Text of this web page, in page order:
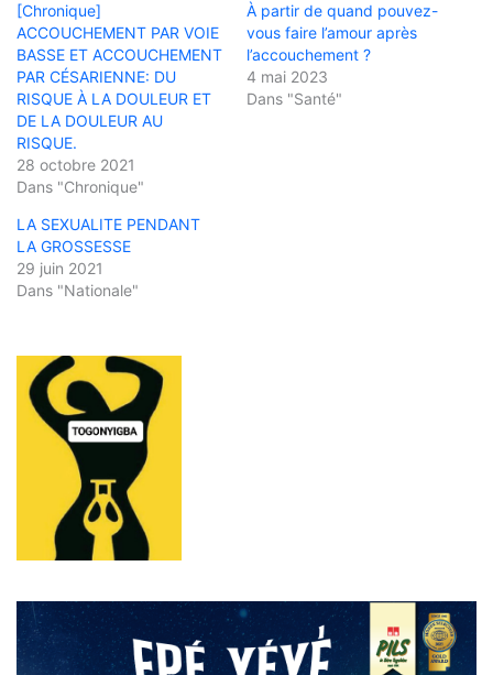
[Chronique]
ACCOUCHEMENT PAR VOIE
BASSE ET ACCOUCHEMENT
PAR CÉSARIENNE: DU
RISQUE À LA DOULEUR ET
DE LA DOULEUR AU
RISQUE.
28 octobre 2021
Dans "Chronique"
À partir de quand pouvez-
vous faire l’amour après
l’accouchement ?
4 mai 2023
Dans "Santé"
LA SEXUALITE PENDANT
LA GROSSESSE
29 juin 2021
Dans "Nationale"